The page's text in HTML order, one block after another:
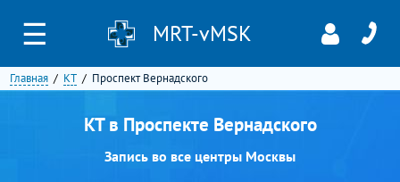
☰ MRT-vMSK
Главная КТ Проспект Вернадского
КТ в Проспекте Вернадского
Запись во все центры Москвы